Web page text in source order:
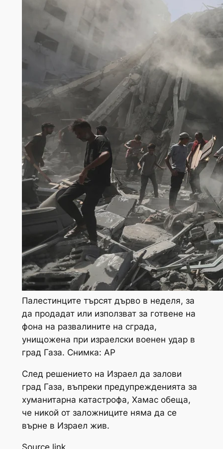
Палестинците търсят дърво в неделя, за
да продадат или използват за готвене на
фона на развалините на сграда,
унищожена при израелски военен удар в
град Газа. Снимка: AP
След решението на Израел да залови
град Газа, въпреки предупрежденията за
хуманитарна катастрофа, Хамас обеща,
че никой от заложниците няма да се
върне в Израел жив.
Source link